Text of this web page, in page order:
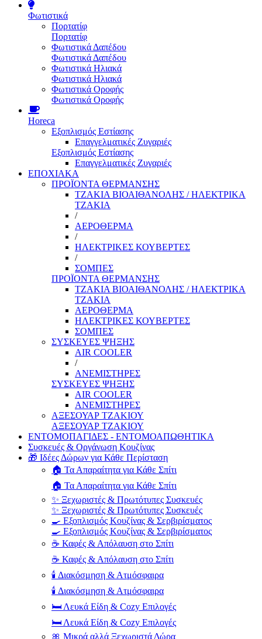
Φωτιστικά
Πορτατίφ
Πορτατίφ
Φωτιστικά Δαπέδου
Φωτιστικά Δαπέδου
Φωτιστικά Ηλιακά
Φωτιστικά Ηλιακά
Φωτιστικά Οροφής
Φωτιστικά Οροφής
Horeca
Εξοπλισμός Εστίασης
Επαγγελματικές Ζυγαριές
Εξοπλισμός Εστίασης
Επαγγελματικές Ζυγαριές
ΕΠΟΧΙΑΚΑ
ΠΡΟΪΟΝΤΑ ΘΕΡΜΑΝΣΗΣ
ΤΖΑΚΙΑ ΒΙΟΑΙΘΑΝΟΛΗΣ / ΗΛΕΚΤΡΙΚΑ
ΤΖΑΚΙΑ
/
ΑΕΡΟΘΕΡΜΑ
/
ΗΛΕΚΤΡΙΚΕΣ ΚΟΥΒΕΡΤΕΣ
/
ΣΟΜΠΕΣ
ΠΡΟΪΟΝΤΑ ΘΕΡΜΑΝΣΗΣ
ΤΖΑΚΙΑ ΒΙΟΑΙΘΑΝΟΛΗΣ / ΗΛΕΚΤΡΙΚΑ
ΤΖΑΚΙΑ
ΑΕΡΟΘΕΡΜΑ
ΗΛΕΚΤΡΙΚΕΣ ΚΟΥΒΕΡΤΕΣ
ΣΟΜΠΕΣ
ΣΥΣΚΕΥΕΣ ΨΗΞΗΣ
AIR COOLER
/
ΑΝΕΜΙΣΤΗΡΕΣ
ΣΥΣΚΕΥΕΣ ΨΗΞΗΣ
AIR COOLER
ΑΝΕΜΙΣΤΗΡΕΣ
ΑΞΕΣΟΥΑΡ ΤΖΑΚΙΟΥ
ΑΞΕΣΟΥΑΡ ΤΖΑΚΙΟΥ
ΕΝΤΟΜΟΠΑΓΙΔΕΣ - ΕΝΤΟΜΟΑΠΩΘΗΤΙΚΑ
Συσκευές & Οργάνωση Κουζίνας
🎁 Ιδέες Δώρων για Κάθε Περίσταση
🏠 Τα Απαραίτητα για Κάθε Σπίτι
🏠 Τα Απαραίτητα για Κάθε Σπίτι
✨ Ξεχωριστές & Πρωτότυπες Συσκευές
✨ Ξεχωριστές & Πρωτότυπες Συσκευές
🍳 Εξοπλισμός Κουζίνας & Σερβιρίσματος
🍳 Εξοπλισμός Κουζίνας & Σερβιρίσματος
☕ Καφές & Απόλαυση στο Σπίτι
☕ Καφές & Απόλαυση στο Σπίτι
🕯️ Διακόσμηση & Ατμόσφαιρα
🕯️ Διακόσμηση & Ατμόσφαιρα
🛏️ Λευκά Είδη & Cozy Επιλογές
🛏️ Λευκά Είδη & Cozy Επιλογές
🎀 Μικρά αλλά Ξεχωριστά Δώρα